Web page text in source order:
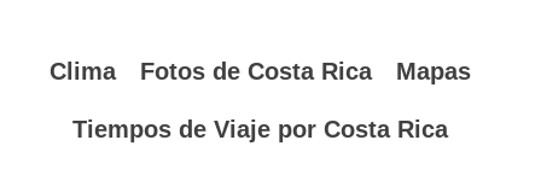
Clima Fotos de Costa Rica Mapas
Tiempos de Viaje por Costa Rica